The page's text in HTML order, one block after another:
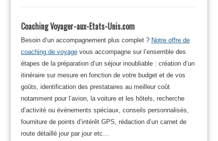
Coaching Voyager-aux-Etats-Unis.com
Besoin d’un accompagnement plus complet ? Notre offre de
coaching de voyagevous accompagne sur l’ensemble des
étapes de la préparation d’un séjour inoubliable : création d’un
itinéraire sur mesure en fonction de votre budget et de vos
goûts, identification des prestataires au meilleur coût
notamment pour l’avion, la voiture et les hôtels, recherche
d’activité ou événements spéciaux, conseils personnalisés,
fourniture de points d’intérêt GPS, rédaction d’un carnet de
route détaillé jour par jour etc…